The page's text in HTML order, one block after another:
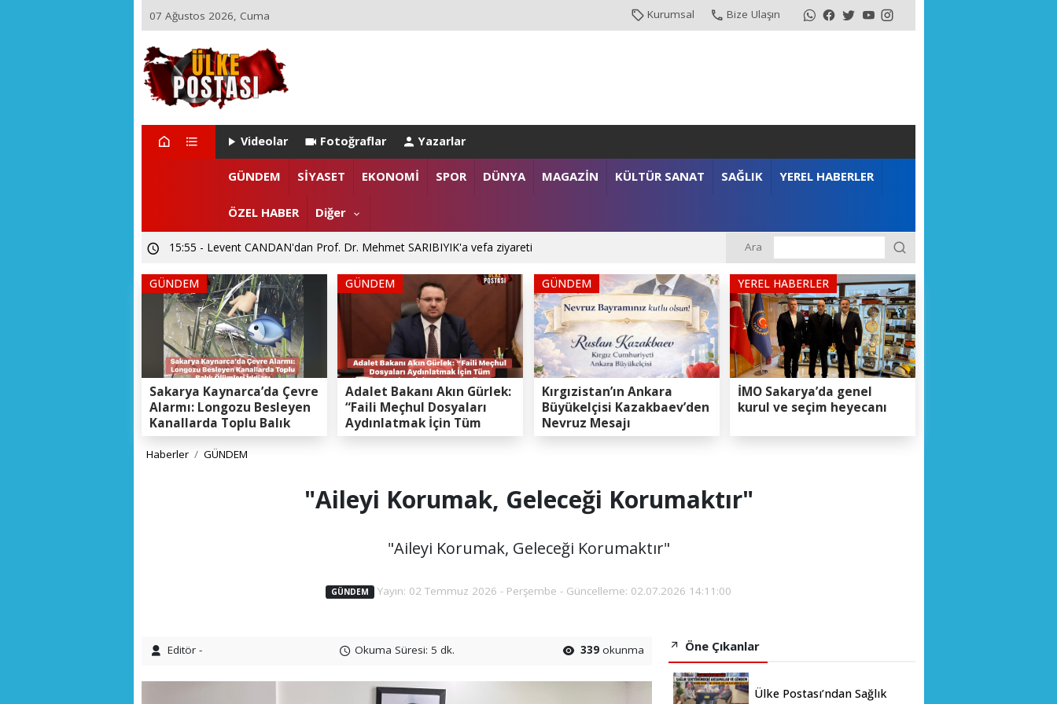
07 Ağustos 2026, Cuma Kurumsal Bize Ulaşın
Videolar Fotoğraflar Yazarlar
GÜNDEM SİYASET EKONOMİ SPOR DÜNYA MAGAZİN KÜLTÜR SANAT SAĞLIK YEREL HABERLER
ÖZEL HABER Diğer
15:55 - Levent CANDAN'dan Prof. Dr. Mehmet SARIBIYIK'a vefa ziyareti
12:02 - SUBÜ Rektör Adayı Prof. Dr. Ali ÇORUH; “Sakarya’ya değer katan bir üniversite inşa etmek istiyorum”
Ara
GÜNDEM
Sakarya Kaynarca’da Çevre
Alarmı: Longozu Besleyen
Kanallarda Toplu Balık
Ölümleri Gerçeği
GÜNDEM
Adalet Bakanı Akın Gürlek:
“Faili Meçhul Dosyaları
Aydınlatmak İçin Tüm
Kapasitemizi Seferber
GÜNDEM
Kırgızistan’ın Ankara
Büyükelçisi Kazakbaev’den
Nevruz Mesajı
YEREL HABERLER
İMO Sakarya’da genel
kurul ve seçim heyecanı
Haberler GÜNDEM
"Aileyi Korumak, Geleceği Korumaktır"
"Aileyi Korumak, Geleceği Korumaktır"
GÜNDEM Yayın: 02 Temmuz 2026 - Perşembe - Güncelleme: 02.07.2026 14:11:00
Editör - Okuma Süresi: 5 dk. 339 okunma Öne Çıkanlar
Ülke Postası’ndan Sağlık